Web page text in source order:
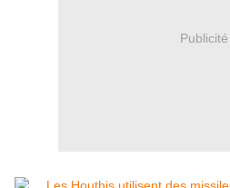
Publicité